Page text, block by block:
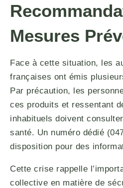
Mesures
Face à cette situation, les
françaises ont émis
Par précaution, les
ces produits et ressentant
inhabituels doivent
santé. Un numéro dédié
disposition pour des
Cette crise rappelle
collective en matière de